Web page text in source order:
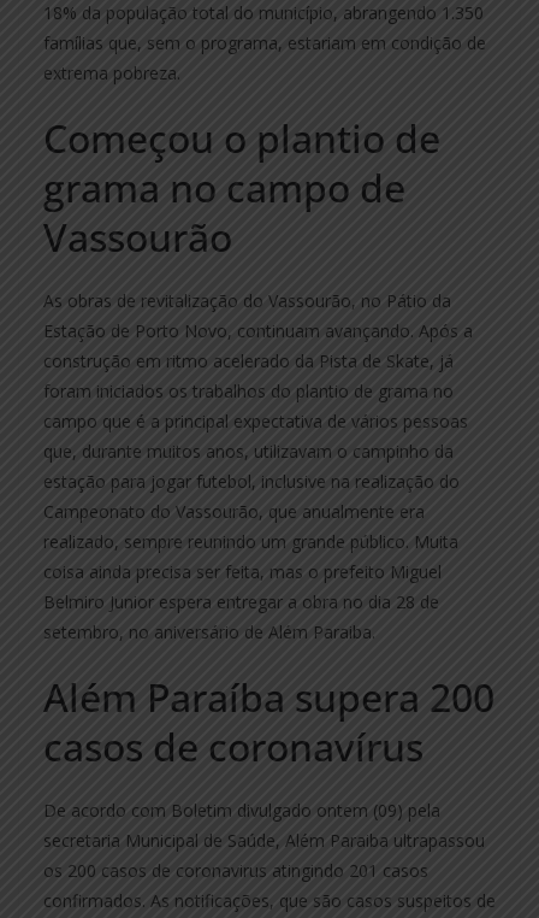
18% da população total do município, abrangendo 1.350
famílias que, sem o programa, estariam em condição de
extrema pobreza.
Começou o plantio de
grama no campo de
Vassourão
As obras de revitalização do Vassourão, no Pátio da
Estação de Porto Novo, continuam avançando. Após a
construção em ritmo acelerado da Pista de Skate, já
foram iniciados os trabalhos do plantio de grama no
campo que é a principal expectativa de vários pessoas
que, durante muitos anos, utilizavam o campinho da
estação para jogar futebol, inclusive na realização do
Campeonato do Vassourão, que anualmente era
realizado, sempre reunindo um grande público. Muita
coisa ainda precisa ser feita, mas o prefeito Miguel
Belmiro Junior espera entregar a obra no dia 28 de
setembro, no aniversário de Além Paraiba.
Além Paraíba supera 200
casos de coronavírus
De acordo com Boletim divulgado ontem (09) pela
secretaria Municipal de Saúde, Além Paraiba ultrapassou
os 200 casos de coronavirus atingindo 201 casos
confirmados. As notificações, que são casos suspeitos de